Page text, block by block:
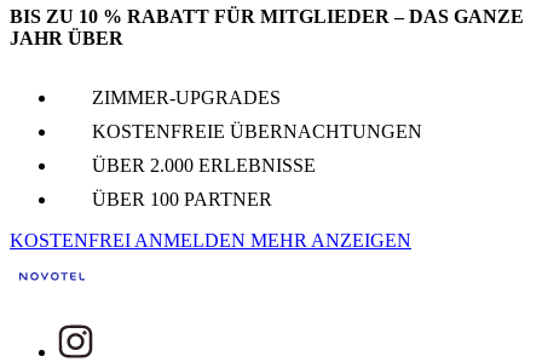
BIS ZU 10 % RABATT FÜR MITGLIEDER – DAS GANZE
JAHR ÜBER
ZIMMER-UPGRADES
KOSTENFREIE ÜBERNACHTUNGEN
ÜBER 2.000 ERLEBNISSE
ÜBER 100 PARTNER
KOSTENFREI ANMELDEN MEHR ANZEIGEN